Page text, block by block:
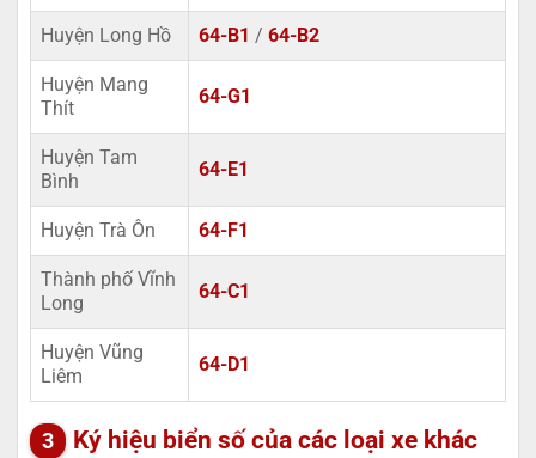
Huyện Long Hồ 64-B1 / 64-B2
Huyện Mang
Thít
64-G1
Huyện Tam
Bình
64-E1
Huyện Trà Ôn 64-F1
Thành phố Vĩnh
Long
64-C1
Huyện Vũng
Liêm
64-D1
Ký hiệu biển số của các loại xe khác